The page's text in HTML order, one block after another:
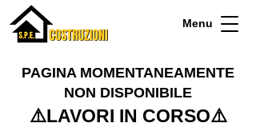
Menu
PAGINA MOMENTANEAMENTE
NON DISPONIBILE​
⚠️LAVORI IN CORSO⚠️